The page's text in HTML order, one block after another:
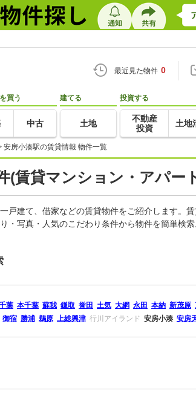
最近見た物件 0
買う
中古
建てる
土地
投資する
不動産
投資
土地
安房小湊駅の賃貸情報 物件一覧
(賃貸マンション・アパー
戸建て、借家などの賃貸物件をご紹介します。
・写真・人気のこだわり条件から物件を簡単検
葉 本千葉 蘇我 鎌取 誉田 土気 大網 永田 本納 新茂原
御宿 勝浦 鵜原 上総興津 行川アイランド 安房小湊 安房